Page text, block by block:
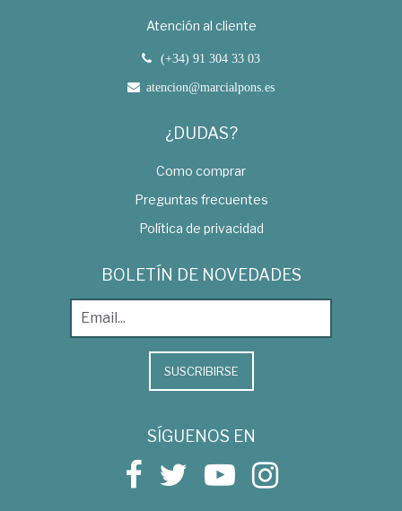
Atención al cliente
(+34) 91 304 33 03
atencion@marcialpons.es
¿DUDAS?
Como comprar
Preguntas frecuentes
Política de privacidad
BOLETÍN DE NOVEDADES
SUSCRIBIRSE
SÍGUENOS EN